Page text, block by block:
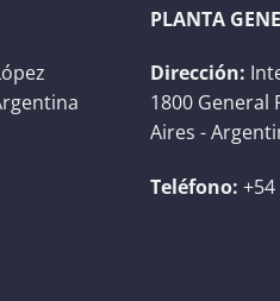
PLANTA
Dirección:
1800 General
Aires -
Teléfono: